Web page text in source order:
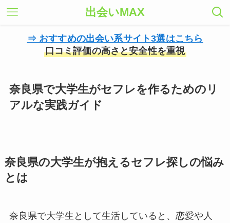
出会いMAX
⇒ おすすめの出会い系サイト3選はこちら
口コミ評価の高さと安全性を重視
奈良県で大学生がセフレを作るためのリ
アルな実践ガイド
奈良県の大学生が抱えるセフレ探しの悩み
とは
奈良県で大学生として生活していると、恋愛や人